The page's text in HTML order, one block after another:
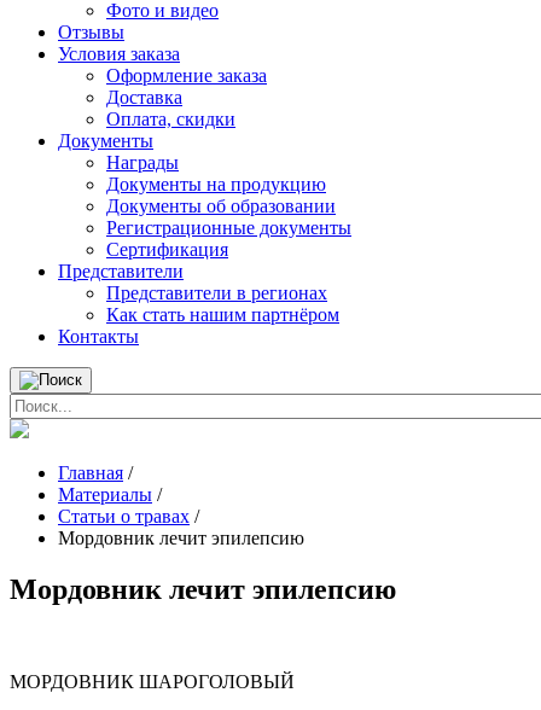
Фото и видео
Отзывы
Условия заказа
Оформление заказа
Доставка
Оплата, скидки
Документы
Награды
Документы на продукцию
Документы об образовании
Регистрационные документы
Сертификация
Представители
Представители в регионах
Как стать нашим партнёром
Контакты
Главная /
Материалы /
Статьи о травах /
Мордовник лечит эпилепсию
Мордовник лечит эпилепсию
МОРДОВНИК ШАРОГОЛОВЫЙ